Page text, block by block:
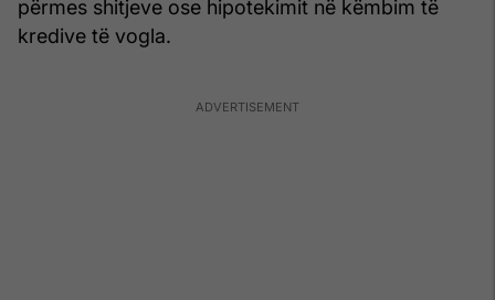
përmes shitjeve ose hipotekimit në këmbim të
kredive të vogla.